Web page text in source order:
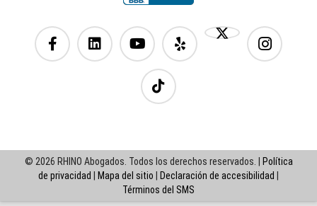
© 2026 RHINO Abogados. Todos los derechos reservados. |
Política
de privacidad
Mapa del sitio Declaración de accesibilidad
Términos del SMS